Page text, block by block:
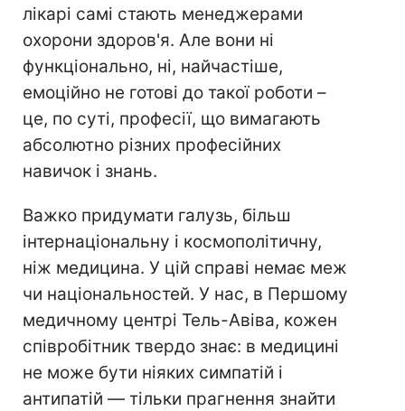
лікарі самі стають менеджерами
охорони здоров'я. Але вони ні
функціонально, ні, найчастіше,
емоційно не готові до такої роботи –
це, по суті, професії, що вимагають
абсолютно різних професійних
навичок і знань.
Важко придумати галузь, більш
інтернаціональну і космополітичну,
ніж медицина. У цій справі немає меж
чи національностей. У нас, в Першому
медичному центрі Тель-Авіва, кожен
співробітник твердо знає: в медицині
не може бути ніяких симпатій і
антипатій — тільки прагнення знайти